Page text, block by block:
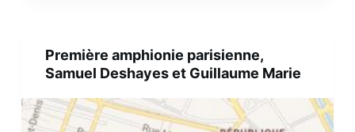
Première amphionie parisienne,
Samuel Deshayes et Guillaume Marie